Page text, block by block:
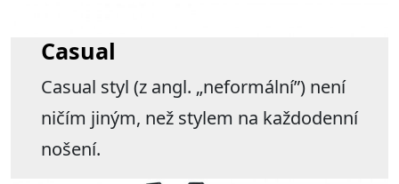
Casual
Casual styl (z angl. „neformální”) není
ničím jiným, než stylem na každodenní
nošení.